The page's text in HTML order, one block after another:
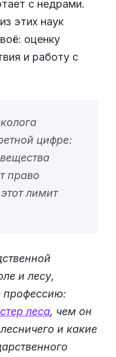
с недрами.
этих наук
оценку
и работу с
цифре:
право
лимит
и лесу,
профессию:
леса, чем он
и какие